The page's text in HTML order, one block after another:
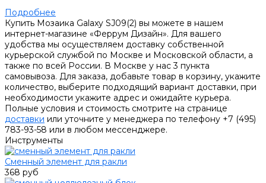
Подробнее
Купить Мозаика Galaxy SJ09(2) вы можете в нашем
интернет-магазине «Феррум Дизайн». Для вашего
удобства мы осуществляем доставку собственной
курьерской службой по Москве и Московской области, а
также по всей России. В Москве у нас 3 пункта
самовывоза. Для заказа, добавьте товар в корзину, укажите
количество, выберите подходящий вариант доставки, при
необходимости укажите адрес и ожидайте курьера.
Полные условия и стоимость смотрите на странице
доставки или уточните у менеджера по телефону +7 (495)
783-93-58 или в любом мессенджере.
Инструменты
Сменный элемент для ракли
368 руб